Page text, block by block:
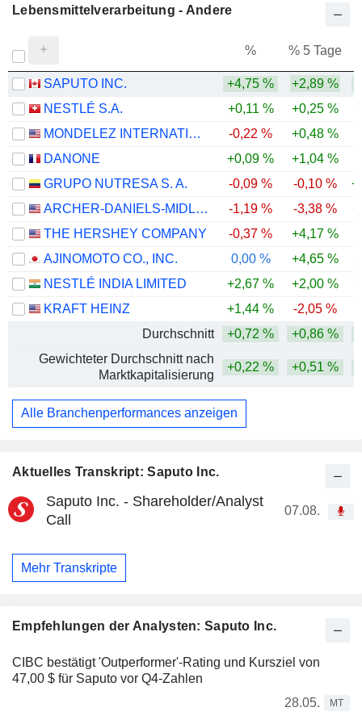
Aktuelles Transkript: Saputo Inc.
Saputo Inc. - Shareholder/Analyst
Call
07.08.
Mehr Transkripte
Empfehlungen der Analysten: Saputo Inc.
CIBC bestätigt 'Outperformer'-Rating und Kursziel von
47,00 $ für Saputo vor Q4-Zahlen
28.05.
MT
Lebensmittelverarbeitung - Andere
% % 5 Tage
SAPUTO INC. +4,75 % +2,89 %
NESTLÉ S.A.
+0,11 % +0,25 %
MONDELEZ INTERNATIONAL, INC.
-0,22 % +0,48 %
DANONE
+0,09 % +1,04 %
GRUPO NUTRESA S. A.
-0,09 % -0,10 %
ARCHER-DANIELS-MIDLAND COMPANY
-1,19 % -3,38 %
THE HERSHEY COMPANY
-0,37 % +4,17 %
AJINOMOTO CO., INC.
0,00 % +4,65 %
NESTLÉ INDIA LIMITED
+2,67 % +2,00 %
KRAFT HEINZ
+1,44 % -2,05 %
Durchschnitt
+0,72 % +0,86 %
Gewichteter Durchschnitt nach
Marktkapitalisierung
+0,22 % +0,51 %
Alle Branchenperformances anzeigen